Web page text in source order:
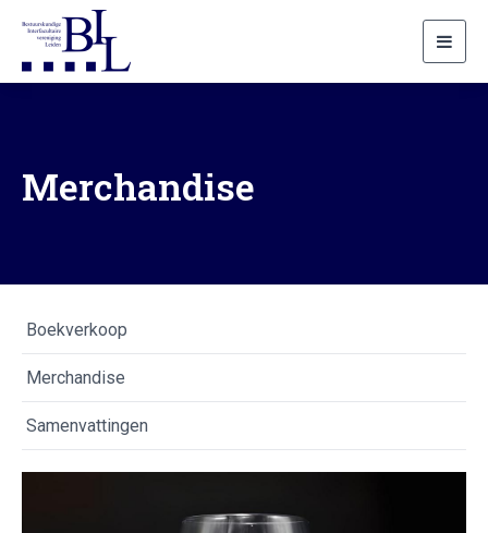
Merchandise
Boekverkoop
Merchandise
Samenvattingen